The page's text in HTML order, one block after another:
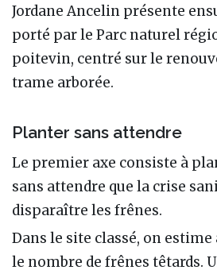
Jordane Ancelin présente
porté par le Parc naturel
poitevin, centré sur le
trame arborée.
Planter sans attendre
Le premier axe consiste à
sans attendre que la crise
disparaître les frênes.
Dans le site classé, on
le nombre de frênes têtards.